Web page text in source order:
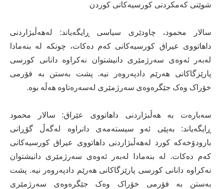
شوێنی كەمكردنی كورسیەكانی كوردن
سالار محمود، چاودێری سیاسی ڕایگەیاند: لەهەڵبژاردنی
داهاتووی عیراق کورسیەکانی کەم دەکات، چونكە لە بنەمادا
لەبەر ئەوەی سەرژمێری دانیشتوان نەکراوە دانانی کورسی
پارێزگاکانی هەرێم دادپەروەر نیە. پشت بەستن بە فۆرمی
خۆراک وەک جێگرەوەی سەرژمێری لەسەرەتاوە هەڵە بوە.
سەبارەت بە هەڵبژاردنی داهاتووی عێراق: سالار محمود
ڕایگەیاند: بەپێی ئەو سیستەمەی دانراوە لەگەڵ گۆڕانی
بارودۆخەکە کورد لەهەڵبژاردنی داهاتووی عیراق کورسیەکانی
کەم دەکات. لە بنەمادا لەبەر ئەوەی سەرژمێری دانیشتوان
نەکراوە دانانی کورسی پارێزگاکانی هەرێم دادپەروەر نیە. پشت
بەستن بە فۆرمی خۆراک وەک جێگرەوەی سەرژمێری